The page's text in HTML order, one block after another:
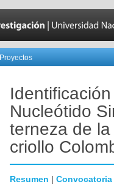
Proyectos
Nucleótido
terneza de
criollo
Resumen | Convocatoria